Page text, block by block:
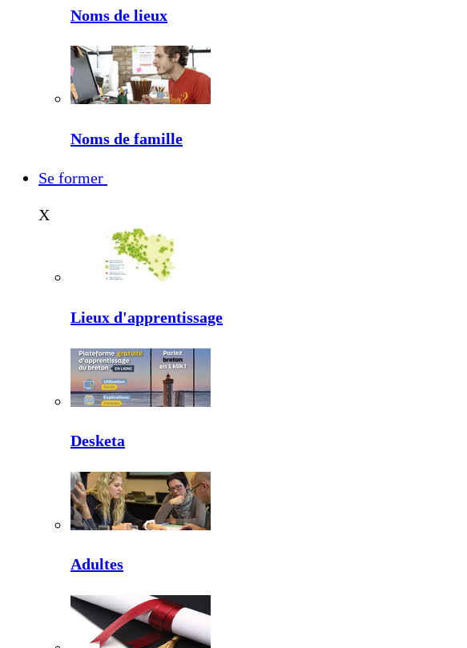
Noms de lieux
Noms de famille
Se former
X
Lieux d'apprentissage
Desketa
Adultes